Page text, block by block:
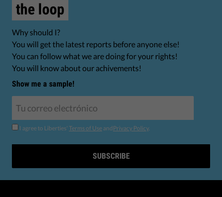
the loop
Why should I?
You will get the latest reports before anyone else!
You can follow what we are doing for your rights!
You will know about our achivements!
Show me a sample!
I agree to Liberties' Terms of Use andPrivacy Policy.
SUBSCRIBE